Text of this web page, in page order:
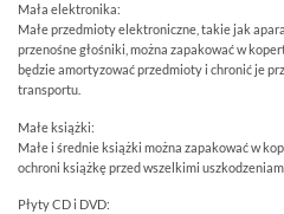
Mała elektronika:
Małe przedmioty elektroniczne, takie jak
przenośne głośniki, można zapakować w
będzie amortyzować przedmioty i chronić je
transportu.
Małe książki:
Małe i średnie książki można zapakować w
ochroni książkę przed wszelkimi
Płyty CD i DVD: